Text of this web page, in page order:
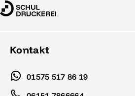
Kontakt
01575 517 86 19